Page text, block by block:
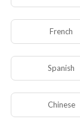
French
Spanish
Chinese